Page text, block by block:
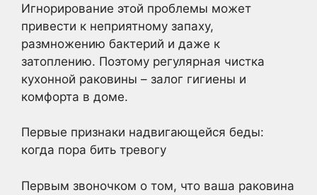
Игнорирование этой проблемы может
привести к неприятному запаху,
размножению бактерий и даже к
затоплению. Поэтому регулярная чистка
кухонной раковины – залог гигиены и
комфорта в доме.
Первые признаки надвигающейся беды:
когда пора бить тревогу
Первым звоночком о том, что ваша раковина